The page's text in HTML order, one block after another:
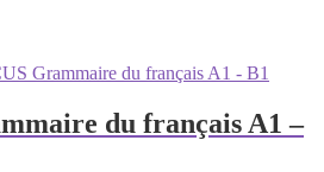
du français A1 –